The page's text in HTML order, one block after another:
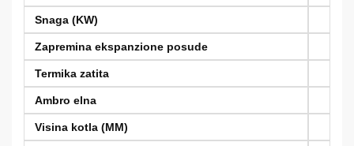
Snaga (KW)
Zapremina ekspanzione posude
Termika zatita
Ambro elna
Visina kotla (MM)